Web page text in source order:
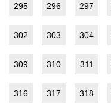
295 296 297
302 303 304
309 310 311
316 317 318